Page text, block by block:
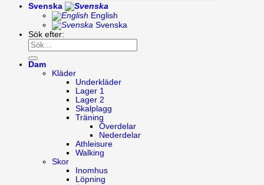
Svenska
English
Svenska
Sök efter:
Dam
Kläder
Underkläder
Lager 1
Lager 2
Skalplagg
Träning
Överdelar
Nederdelar
Athleisure
Walking
Skor
Inomhus
Löpning